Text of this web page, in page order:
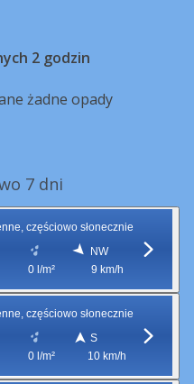
2 godzin
żadne opady
7 dni
częściowo słonecznie
0 l/m²
NW
9 km/h
częściowo słonecznie
0 l/m²
S
10 km/h